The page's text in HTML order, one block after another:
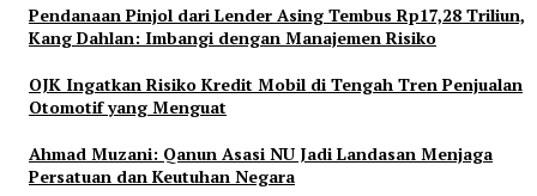
Pendanaan Pinjol dari Lender Asing Tembus Rp17,28 Triliun,
Kang Dahlan: Imbangi dengan Manajemen Risiko
OJK Ingatkan Risiko Kredit Mobil di Tengah Tren Penjualan
Otomotif yang Menguat
Ahmad Muzani: Qanun Asasi NU Jadi Landasan Menjaga
Persatuan dan Keutuhan Negara